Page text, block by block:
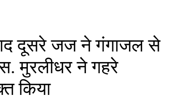
दूसरे जज ने गंगाजल से
मुरलीधर ने गहरे
किया